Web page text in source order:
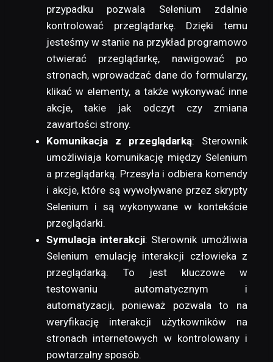
przypadku pozwala Selenium zdalnie
kontrolować przeglądarkę. Dzięki temu
jesteśmy w stanie na przykład programowo
otwierać przeglądarkę, nawigować po
stronach, wprowadzać dane do formularzy,
klikać w elementy, a także wykonywać inne
akcje, takie jak odczyt czy zmiana
zawartości strony.
Komunikacja z przeglądarką: Sterownik
umożliwiaja komunikację między Selenium
a przeglądarką. Przesyła i odbiera komendy
i akcje, które są wywoływane przez skrypty
Selenium i są wykonywane w kontekście
przeglądarki.
Symulacja interakcji: Sterownik umożliwia
Selenium emulację interakcji człowieka z
przeglądarką. To jest kluczowe w
testowaniu automatycznym i
automatyzacji, ponieważ pozwala to na
weryfikację interakcji użytkowników na
stronach internetowych w kontrolowany i
powtarzalny sposób.